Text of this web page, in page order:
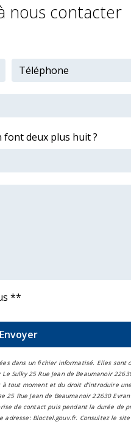
nous contacter
font deux plus huit ?
**
Envoyer
dans un fichier informatisé. Elles
25 Rue Jean de Beaumanoir
moment et du droit d’introduire
Rue Jean de Beaumanoir 22630
de contact puis pendant la durée de
adresse: Bloctel.gouv.fr. Consultez le